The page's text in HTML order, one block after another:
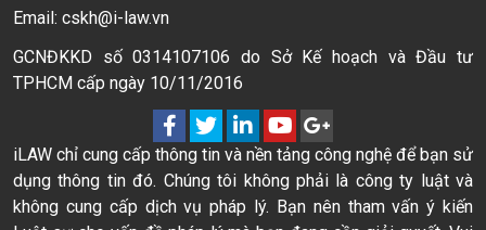
Email: cskh@i-law.vn
GCNĐKKD số 0314107106 do Sở Kế hoạch và Đầu tư
TPHCM cấp ngày 10/11/2016
iLAW chỉ cung cấp thông tin và nền tảng công nghệ để bạn sử
dụng thông tin đó. Chúng tôi không phải là công ty luật và
không cung cấp dịch vụ pháp lý. Bạn nên tham vấn ý kiến